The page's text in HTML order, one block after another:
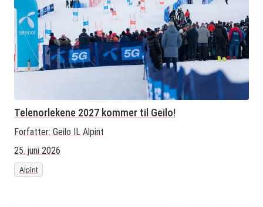
Telenorlekene 2027 kommer til Geilo!
Forfatter: Geilo IL Alpint
25. juni 2026
Alpint